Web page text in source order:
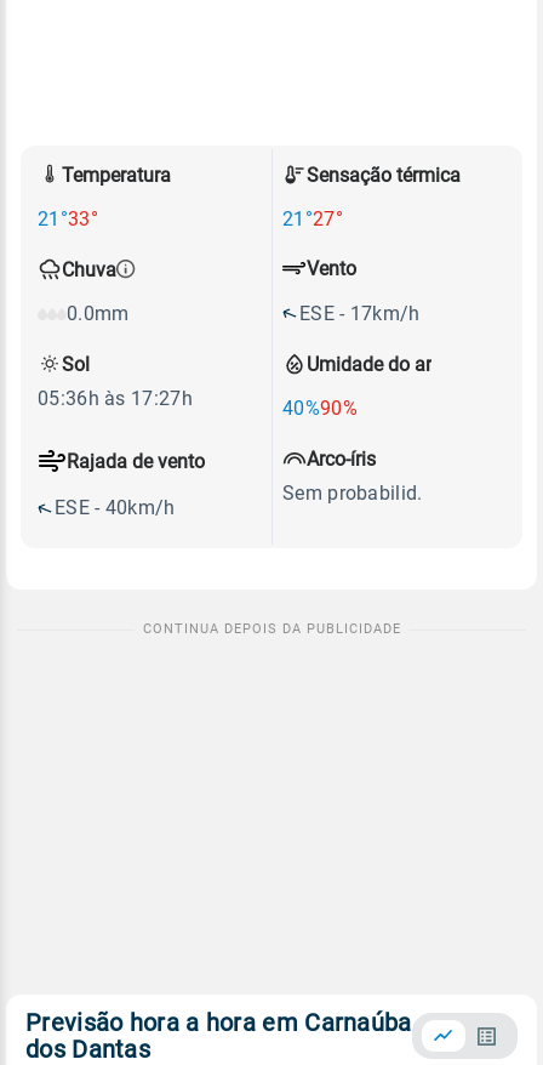
Temperatura
21°33°
Sensação térmica
21°27°
Chuva
0.0mm
Umidade do ar
40%90%
Vento
ESE - 17km/h
Rajada de vento
ESE - 40km/h
Sol
05:36h às 17:27h
Arco-íris
Sem probabilid.
Previsão hora a hora em Carnaúba
dos Dantas